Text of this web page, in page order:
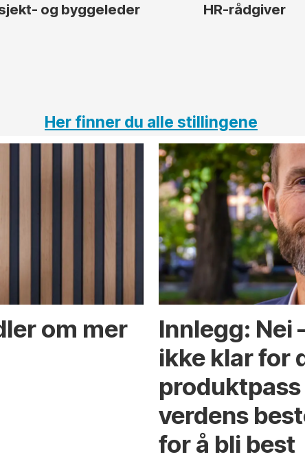
og byggeleder HR-rådgiver
Her finner du alle stillingene
om mer
Innlegg: Nei
ikke klar for
verdens
for å bli best